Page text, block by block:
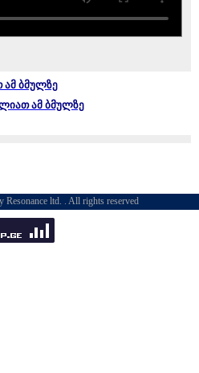
ამ ბმულზე
ამ ბმულზე
ltd. . All rights reserved